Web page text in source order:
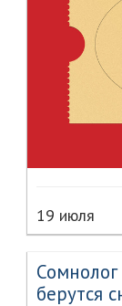
19 июля
берутся